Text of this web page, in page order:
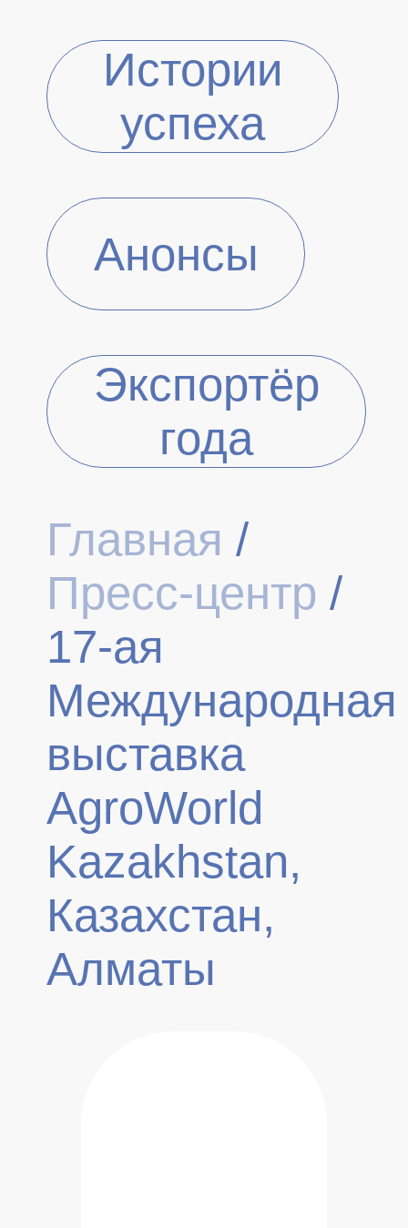
Истории
успеха
Анонсы
Экспортёр
года
Главная /
Пресс-центр /
17-ая
Международная
выставка
AgroWorld
Kazakhstan,
Казахстан,
Алматы